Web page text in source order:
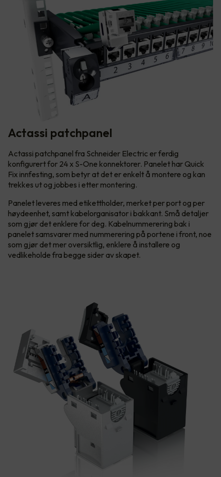
Actassi patchpanel
Actassi patchpanel fra Schneider Electric er ferdig
konfigurert for 24 x S-One konnektorer. Panelet har Quick
Fix innfesting, som betyr at det er enkelt å montere og kan
trekkes ut og jobbes i etter montering.
Panelet leveres med etikettholder, merket per port og per
høydeenhet, samt kabelorganisator i bakkant. Små detaljer
som gjør det enklere for deg. Kabelnummerering bak i
panelet samsvarer med nummerering på portene i front, noe
som gjør det mer oversiktlig, enklere å installere og
vedlikeholde fra begge sider av skapet.